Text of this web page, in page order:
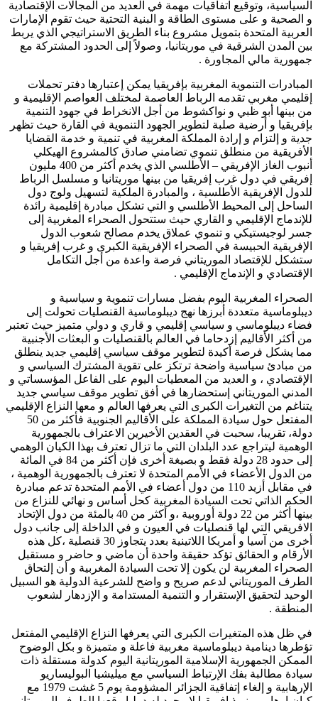
السياسية، وتوقيع اتفاقيات مهمة في العديد من المجالات الإقتصادية
و الصحية و على مستوى الطاقة و البنية التحتية حيث تقوم الإمارات
العربية المتحدة بتمويل مشروع بناء الطريق الاستراتيجي الذي يربط
بين المدن الشرقية في موريتانيا، وصولاً إلى الحدود المشتركة مع
جمهورية مالي المجاورة .
المبادرات التنموية المغربية بإفريقيا يمكن إعتبارها دفتر تحملات
إقليمي مغربي تقدمه الرباط العاصمة لمختلف العواصم الإقليمية و
من بينها أبو ظبي و نواكشوط من أجل الانخراط في جهود التنمية
بإفريقيا و أرضية صلبة لتطوير الجهود التنموية في القارة حيث تظهر
جدية و إلتزام و إرادة المملكة المغربية في تنمية و خدمة القضايا
الأفريقية من منطلق تنموي تضامني صادق كالمشروع الهيكلي
أنبوب الغاز الإفريقي – الأطلسي الذي يخدم أكثر من 400 مليون
إفريقي في دول غرب إفريقيا من بينها موريتانيا و مسلسل الرباط
للدول الإفريقية الأطلسية ، والمبادرة الملكية لتسهيل ولوج دول
الساحل إلى المحيط الأطلسي و التي تشكل مبادرة إقليمية رائدة
للإندماج الإقليمي و القاري حيث ستتحول الصحراء المغربية إلى
جسر لوجيستيكي و تنموي عملاق يخدم مصالح شعوب الدول
الإفريقية الحبيسة في الصحراء الإفريقية الكبرى و غرب إفريقيا و
ستشكل للإقتصاد الموريتاني فرصة واعدة من أجل التكامل
الإقتصادي و الإندماج الإقليمي .
الصحراء المغربية اليوم بفضل مسارات تنموية و سياسية و
ديبلوماسية متعددة أبرزها نهج ديبلوماسية القنصليات تحولت إلى
فضاء ديبلوماسي و سياسي إقليمي و قاري و دولي متميز حيث تعتبر
من أكثر الأقاليم إزدحاما في العالم بالقنصليات و البعثات الأجنبية
مما يشكل فرصة أكيدة لتطوير موقف سياسي إقليمي جديد ينطلق
من مبادئ سياسية واضحة ترتكز على تقوية المشترك السياسي و
الإقتصادي ، و العديد من المعطيات اليوم على الفاعل المؤسساتي و
المدني الموريتاني إستحضارها في أفق تطوير موقف سياسي جديد
يتناغم من التغيرات الكبرى التي يعرفها العالم و معها النزاع الإقليمي
المفتعل حول سيادة المملكة على الأقاليم الجنوبية فأكثر من 50
دولة، تقريبا، سحبت في العقدين الأخيرين الاعتراف بالجمهورية
الوهمية ليتراجع عدد البلدان التي ما تزال تعترف بهذا الكيان الوهمي
إلى حدود 28 دولة فقط و بصيغة أخرى فإن أكثر من 84 في المائة
من الدول الأعضاء في الأمم المتحدة لا تعترف بالجمهورية الوهمية ،
في مقابل أزيد 110 من دول أعضاء في الأمم المتحدة تدعم مبادرة
الحكم الذاتي تحت السيادة المغربية كحل أساس و نهائي للنزاع من
بينها أكثر من 22 دولة أوروبية ،و أكثر من 40 بالمئة من دول الإتحاد
الافريقي التي لها قنصليات في العيون و في الداخلة إلى جانب دول
أخرى من آسيا و أمريكا اللاتينية بعدد يتجاوز 30 قنصلية ،كل هذه
الأرقام و الحقائق تؤكد حقيقة واحدة أن ماضي و حاضر و مستقبل
الصحراء المغربية لن يكون إلا تحت السيادة المغربية و أن إلتحاق
الطرف الموريتاني لدعم صريح و واضح للشرعية الدولية هو السبيل
الوحيد لتحقيق الإستقرار و التنمية المستدامة و الإزدهار لشعوب
المنطقة .
في ظل هذه المتغيرات الكبرى التي يعرفها النزاع الإقليمي المفتعل
تؤطرها دينامية ديبلوماسية مغربية فاعلة و متميزة و بكل الوضوح
الممكن الجمهورية الإسلامية الموريتانية اليوم كدولة مستقلة ذات
سيادة مطالبة بفك الإرتباط السياسي مع ميليشيا البوليساريو
الإرهابية و إلغاء إتفاقية الجزائر المشؤومة يوم 5 غشت 1979 مع